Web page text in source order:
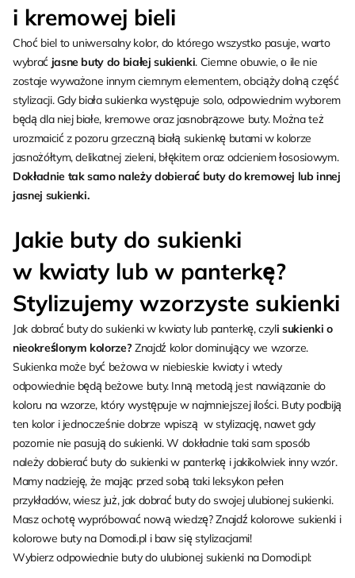
i kremowej bieli
Choć biel to uniwersalny kolor, do którego wszystko pasuje, warto
wybraćjasne buty do białej sukienki. Ciemne obuwie, o ile nie
zostaje wyważone innym ciemnym elementem, obciąży dolną część
stylizacji. Gdy biała sukienka występuje solo, odpowiednim wyborem
będą dla niej białe, kremowe oraz jasnobrązowe buty. Można też
urozmaicić z pozoru grzeczną białą sukienkę butami w kolorze
jasnożółtym, delikatnej zieleni, błękitem oraz odcieniem łososiowym.
Dokładnie tak samo należy dobierać buty do kremowej lub innej
jasnej sukienki.
Jakie buty do sukienki
w kwiaty lub w panterkę?
Stylizujemy wzorzyste sukienki
Jak dobrać buty do sukienki w kwiaty lub panterkę, czyli sukienki o
nieokreślonym kolorze? Znajdź kolor dominujący we wzorze.
Sukienka może być beżowa w niebieskie kwiaty i wtedy
odpowiednie będą beżowe buty. Inną metodą jest nawiązanie do
koloru na wzorze, który występuje w najmniejszej ilości. Buty podbiją
ten kolor i jednocześnie dobrze wpiszą w stylizację, nawet gdy
pozornie nie pasują do sukienki. W dokładnie taki sam sposób
należy dobierać buty do sukienki w panterkę i jakikolwiek inny wzór.
Mamy nadzieję, że mając przed sobą taki leksykon pełen
przykładów, wiesz już, jak dobrać buty do swojej ulubionej sukienki.
Masz ochotę wypróbować nową wiedzę? Znajdź kolorowe sukienki i
kolorowe buty na Domodi.pl i baw się stylizacjami!
Wybierz odpowiednie buty do ulubionej sukienki na Domodi.pl: